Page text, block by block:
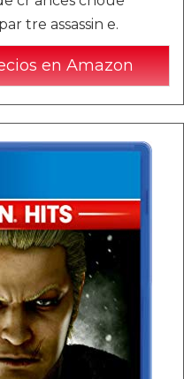
tre assassin e.
en Amazon